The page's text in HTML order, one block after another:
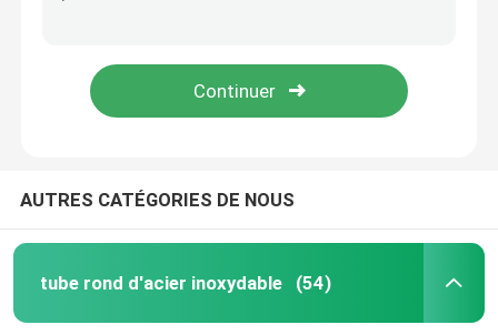
Tuyau d'acier inoxydable sans couture
AUTRES CATÉGORIES DE NOUS
tube rond d'acier inoxydable (54)